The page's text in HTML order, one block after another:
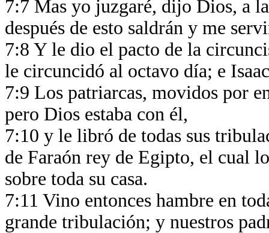
7:7 Mas yo juzgaré, dijo Dios, a
después de esto saldrán y me
7:8 Y le dio el pacto de la
le circuncidó al octavo día; e
7:9 Los patriarcas, movidos por
pero Dios estaba con él,
7:10 y le libró de todas sus
de Faraón rey de Egipto, el cual
sobre toda su casa.
7:11 Vino entonces hambre en
grande tribulación; y nuestros